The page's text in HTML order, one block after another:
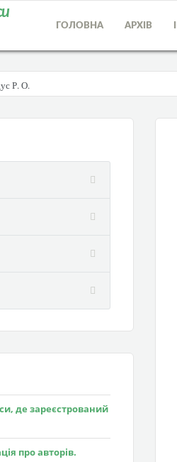
ГОЛОВНА АРХІВ
Р. О.
де зареєстрований
про авторів.